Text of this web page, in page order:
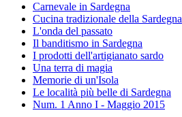
Carnevale in Sardegna
Cucina tradizionale della Sardegna
L'onda del passato
Il banditismo in Sardegna
I prodotti dell'artigianato sardo
Una terra di magia
Memorie di un'Isola
Le località più belle di Sardegna
Num. 1 Anno I - Maggio 2015